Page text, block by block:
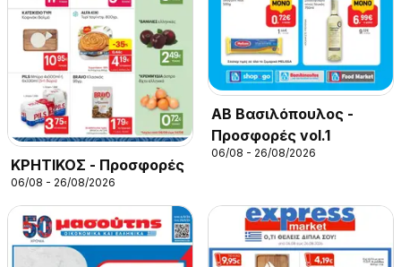
ΚΡΗΤΙΚΟΣ - Προσφορές
06/08 - 26/08/2026
ΑΒ Βασιλόπουλος -
Προσφορές vol.1
06/08 - 26/08/2026